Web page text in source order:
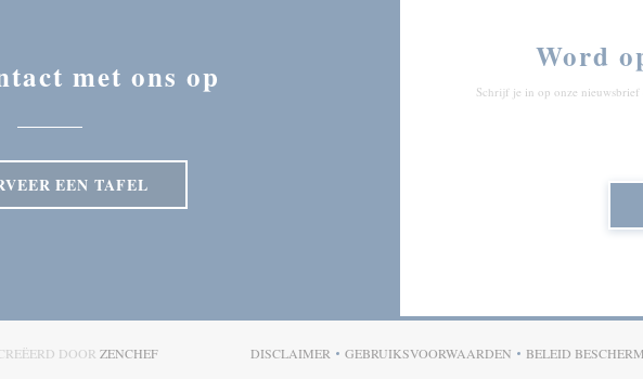
met ons op
EEN TAFEL
Word
Schrijf je in op onze nieuwsbrief
DOOR ZENCHEF((OPENT IN EEN NIEUW VENSTER))
DISCLAIMER
((OPENT IN EEN NIEUW VENSTER))
GEBRUIKSVOORWAARDEN
((OPENT IN EEN NIEUW
BELEID